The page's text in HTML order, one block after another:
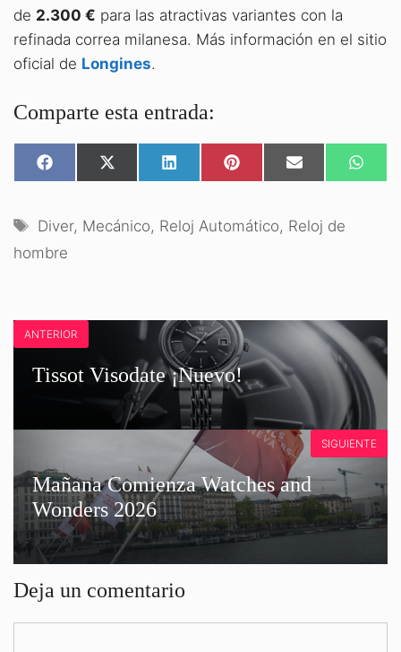
de 2.300 € para las atractivas variantes con la
refinada correa milanesa. Más información en el sitio
oficial de Longines.
Comparte esta entrada:
COMPARTIR
EN
COMPARTIR
EN
COMPARTIR
EN
COMPARTIR
EN
COMPARTIR
EN
EN
Etiquetas
Diver, Mecánico, Reloj Automático, Reloj de
hombre
ANTERIOR
Tissot Visodate ¡Nuevo!
Mañana Comienza Watches and
Wonders 2026
SIGUIENTE
Deja un comentario